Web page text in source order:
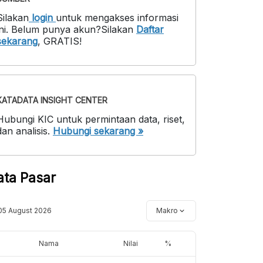
login untuk mengakses informasi
. Belum punya akun?Silakan Daftar
, GRATIS!
INSIGHT CENTER
KIC untuk permintaan data, riset,
analisis. Hubungi sekarang »
Pasar
August 2026 Makro
Nama Nilai %